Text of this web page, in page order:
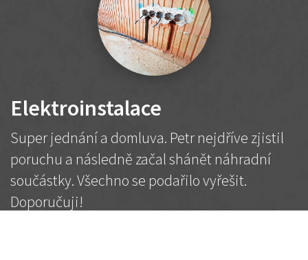
Elektroinstalace
Super jednání a domluva. Petr nejdříve zjistil
poruchu a následně začal shánět náhradní
součástky. Všechno se podařilo vyřešit.
Doporučuji!